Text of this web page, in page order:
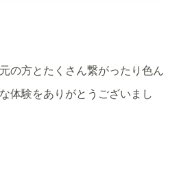
の方とたくさん繋がったり色ん
体験をありがとうございまし